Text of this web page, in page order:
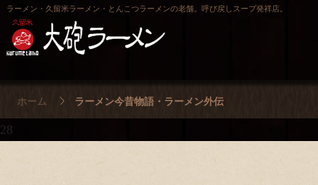
ラーメン・久留米ラーメン・とんこつラーメンの老舗。呼び戻しスープ発祥店。
ホーム ラーメン今昔物語・ラーメン外伝
28